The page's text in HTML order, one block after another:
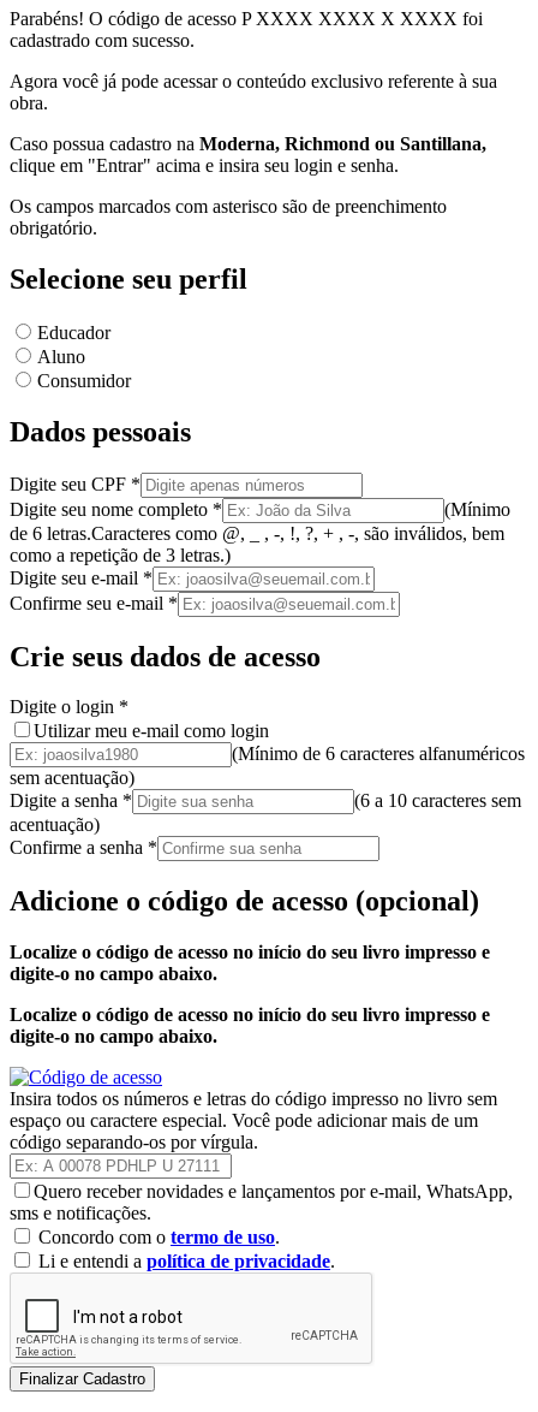
Parabéns! O código de acesso P XXXX XXXX X XXXX foi
cadastrado com sucesso.
Agora você já pode acessar o conteúdo exclusivo referente à sua
obra.
Caso possua cadastro na Moderna, Richmond ou Santillana,
clique em "Entrar" acima e insira seu login e senha.
Os campos marcados com asterisco são de preenchimento
obrigatório.
Selecione seu perfil
Educador
Aluno
Consumidor
Dados pessoais
Digite seu CPF *
Digite seu nome completo * (Mínimo
de 6 letras.Caracteres como @, _ , -, !, ?, + , -, são inválidos, bem
como a repetição de 3 letras.)
Digite seu e-mail *
Confirme seu e-mail *
Crie seus dados de acesso
Digite o login *
Utilizar meu e-mail como login
(Mínimo de 6 caracteres alfanuméricos
sem acentuação)
Digite a senha * (6 a 10 caracteres sem
acentuação)
Confirme a senha *
Adicione o código de acesso (opcional)
Localize o código de acesso no início do seu livro impresso e
digite-o no campo abaixo.
Localize o código de acesso no início do seu livro impresso e
digite-o no campo abaixo.
Insira todos os números e letras do código impresso no livro sem
espaço ou caractere especial. Você pode adicionar mais de um
código separando-os por vírgula.
Quero receber novidades e lançamentos por e-mail, WhatsApp,
sms e notificações.
Concordo com o termo de uso.
Li e entendi a política de privacidade.